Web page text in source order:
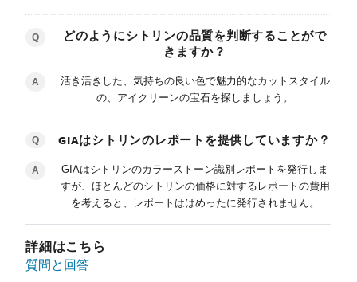
Q
どのようにシトリンの品質を判断することがで
きますか？
A
活き活きした、気持ちの良い色で魅力的なカットスタイル
の、アイクリーンの宝石を探しましょう。
Q GIAはシトリンのレポートを提供していますか？
A
GIAはシトリンのカラーストーン識別レポートを発行しま
すが、ほとんどのシトリンの価格に対するレポートの費用
を考えると、レポートははめったに発行されません。
詳細はこちら
質問と回答